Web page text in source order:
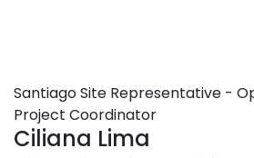
Santiago Site Representative -
Project Coordinator
Ciliana Lima